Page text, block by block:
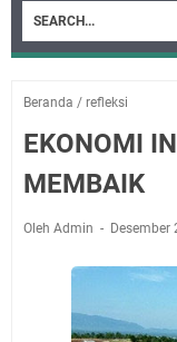
Beranda / refleksi
EKONOMI
MEMBAIK
Oleh Admin Desember